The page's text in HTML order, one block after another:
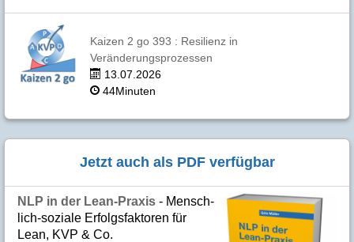
Kaizen 2 go 393 : Resilienz in
Veränderungsprozessen
13.07.2026
44Minuten
Jetzt auch als PDF verfügbar
NLP in der Lean-Praxis - Mensch­
lich-soziale Er­folgs­fak­to­ren für
Lean, KVP & Co.